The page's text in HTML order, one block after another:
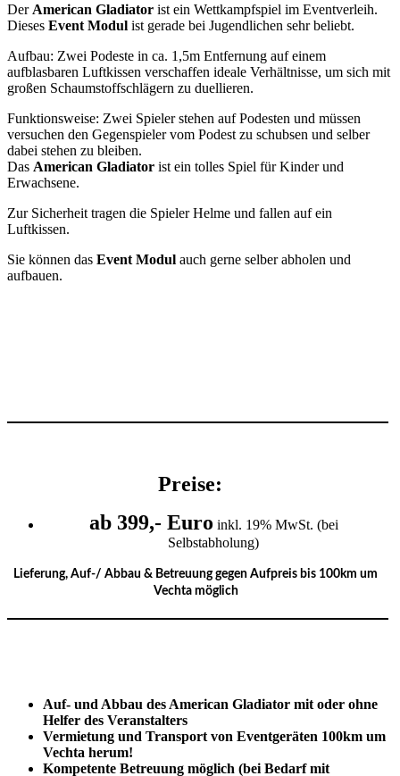
Der American Gladiator ist ein Wettkampfspiel im Eventverleih.
Dieses Event Modul ist gerade bei Jugendlichen sehr beliebt.
Aufbau: Zwei Podeste in ca. 1,5m Entfernung auf einem
aufblasbaren Luftkissen verschaffen ideale Verhältnisse, um sich mit
großen Schaumstoffschlägern zu duellieren.
Funktionsweise: Zwei Spieler stehen auf Podesten und müssen
versuchen den Gegenspieler vom Podest zu schubsen und selber
dabei stehen zu bleiben.
Das American Gladiator ist ein tolles Spiel für Kinder und
Erwachsene.
Zur Sicherheit tragen die Spieler Helme und fallen auf ein
Luftkissen.
Sie können das Event Modul auch gerne selber abholen und
aufbauen.
Preise:
ab 399,- Euro inkl. 19% MwSt. (bei
Selbstabholung)
Lieferung, Auf-/ Abbau & Betreuung gegen Aufpreis bis 100km um
Vechta möglich
Auf- und Abbau des American Gladiator mit oder ohne
Helfer des Veranstalters
Vermietung und Transport von Eventgeräten 100km um
Vechta herum!
Kompetente Betreuung möglich (bei Bedarf mit